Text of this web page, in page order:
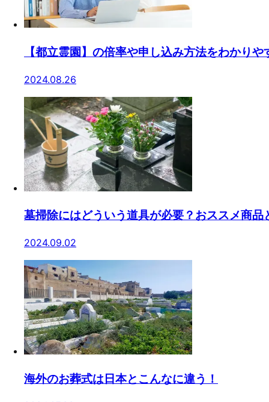
【都立霊園】の倍率や申し込み方法をわかりや
2024.08.26
墓掃除にはどういう道具が必要？おススメ商
2024.09.02
海外のお葬式は日本とこんなに違う！